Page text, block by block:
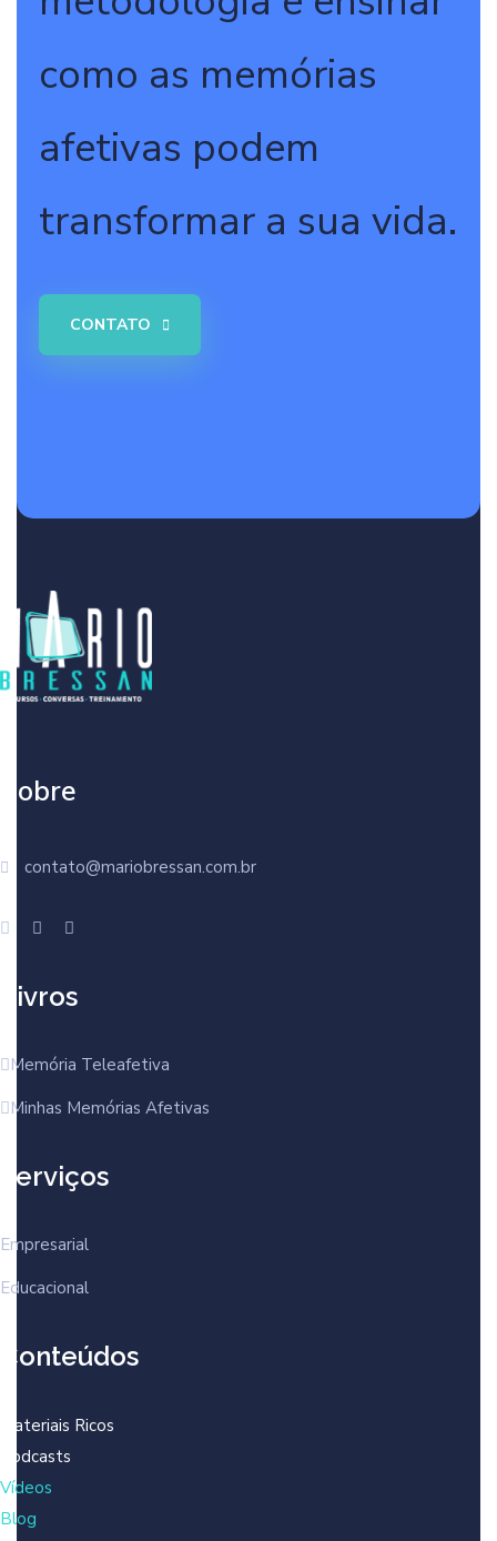
como as memórias
afetivas podem
transformar a sua vida.
CONTATO
Sobre
contato@mariobressan.com.br
Livros
Memória Teleafetiva
Minhas Memórias Afetivas
Serviços
Empresarial
Educacional
Conteúdos
Materiais Ricos
Podcasts
Vídeos
Blog